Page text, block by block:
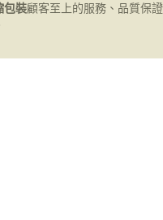
包裝顧客至上的服務、品質保證